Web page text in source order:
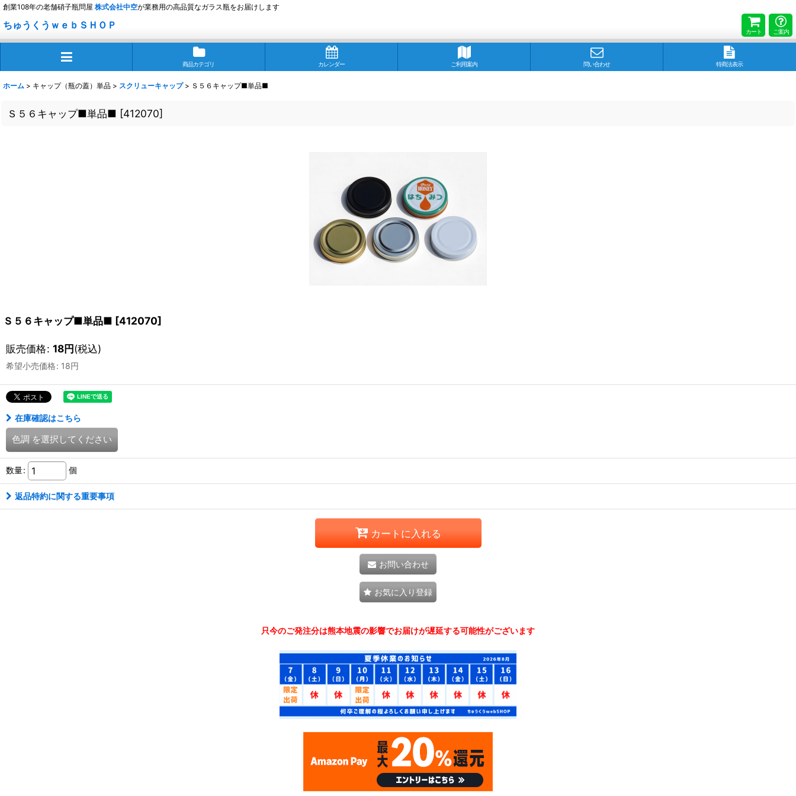
創業108年の老舗硝子瓶問屋 株式会社中空が業務用の高品質なガラス瓶をお届けします
ちゅうくうｗｅｂＳＨＯＰ
カート ご案内
商品カテゴリ カレンダー ご利用案内 問い合わせ 特商法表示
ホーム > キャップ（瓶の蓋）単品 > スクリューキャップ > Ｓ５６キャップ■単品■
Ｓ５６キャップ■単品■ [412070]
Ｓ５６キャップ■単品■ [412070]
販売価格: 18円(税込)
希望小売価格: 18円
在庫確認はこちら
色調 を選択してください
数量: 個
返品特約に関する重要事項
カートに入れる
お問い合わせ
お気に入り登録
只今のご発注分は熊本地震の影響でお届けが遅延する可能性がございます